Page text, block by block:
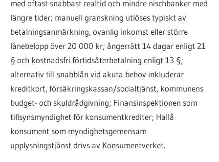
med oftast snabbast realtid och mindre nischbanker med
längre tider; manuell granskning utlöses typiskt av
betalningsanmärkning, ovanlig inkomst eller större
lånebelopp över 20 000 kr; ångerrätt 14 dagar enligt 21
§ och kostnadsfri förtidsåterbetalning enligt 13 §;
alternativ till snabblån vid akuta behov inkluderar
kreditkort, försäkringskassan/socialtjänst, kommunens
budget- och skuldrådgivning; Finansinspektionen som
tillsynsmyndighet för konsumentkrediter; Hallå
konsument som myndighetsgemensam
upplysningstjänst drivs av Konsumentverket.